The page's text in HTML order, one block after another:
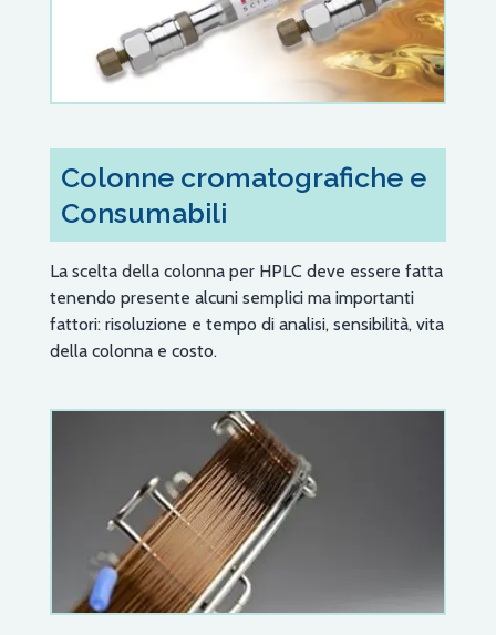
Colonne cromatografiche e
Consumabili
La scelta della colonna per HPLC deve essere fatta
tenendo presente alcuni semplici ma importanti
fattori: risoluzione e tempo di analisi, sensibilità, vita
della colonna e costo.